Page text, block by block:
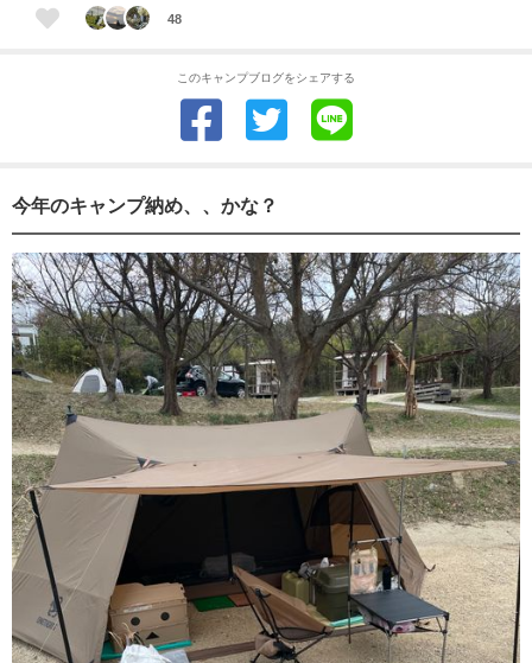
48
このキャンプブログをシェアする
今年のキャンプ納め、、かな？